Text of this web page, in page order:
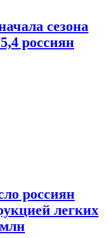
сезона
россиян
россиян
легких